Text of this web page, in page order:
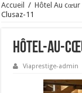
Accueil / Hôtel Au cœur
Clusaz-11
Hôtel-Au-
Viaprestige-admin